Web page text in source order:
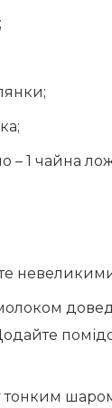
– 1 чайна
тонким